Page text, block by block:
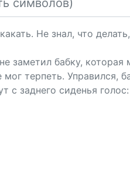
Не знал, что
заметил бабку,
терпеть. Управился,
с заднего сиденья